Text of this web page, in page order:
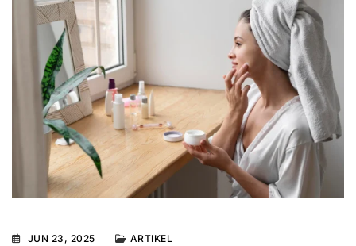
JUN 23, 2025 ARTIKEL